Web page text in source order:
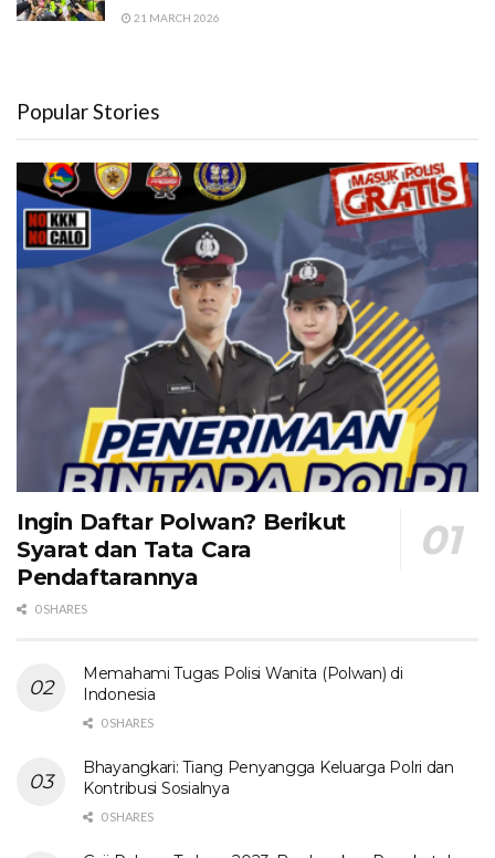
21 MARCH 2026
Popular Stories
Ingin Daftar Polwan? Berikut
Syarat dan Tata Cara
Pendaftarannya
0 SHARES
Memahami Tugas Polisi Wanita (Polwan) di
Indonesia
0 SHARES
Bhayangkari: Tiang Penyangga Keluarga Polri dan
Kontribusi Sosialnya
0 SHARES